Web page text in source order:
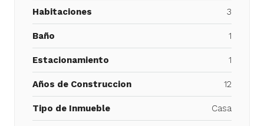
Habitaciones 3
Baño 1
Estacionamiento 1
Años de Construccion 12
Tipo de Inmueble Casa